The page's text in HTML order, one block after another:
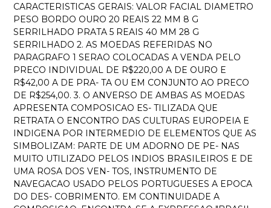
CARACTERISTICAS GERAIS: VALOR FACIAL DIAMETRO
PESO BORDO OURO 20 REAIS 22 MM 8 G
SERRILHADO PRATA 5 REAIS 40 MM 28 G
SERRILHADO 2. AS MOEDAS REFERIDAS NO
PARAGRAFO 1 SERAO COLOCADAS A VENDA PELO
PRECO INDIVIDUAL DE R$220,00 A DE OURO E
R$42,00 A DE PRA- TA OU EM CONJUNTO AO PRECO
DE R$254,00. 3. O ANVERSO DE AMBAS AS MOEDAS
APRESENTA COMPOSICAO ES- TILIZADA QUE
RETRATA O ENCONTRO DAS CULTURAS EUROPEIA E
INDIGENA POR INTERMEDIO DE ELEMENTOS QUE AS
SIMBOLIZAM: PARTE DE UM ADORNO DE PE- NAS
MUITO UTILIZADO PELOS INDIOS BRASILEIROS E DE
UMA ROSA DOS VEN- TOS, INSTRUMENTO DE
NAVEGACAO USADO PELOS PORTUGUESES A EPOCA
DO DES- COBRIMENTO. EM CONTINUIDADE A